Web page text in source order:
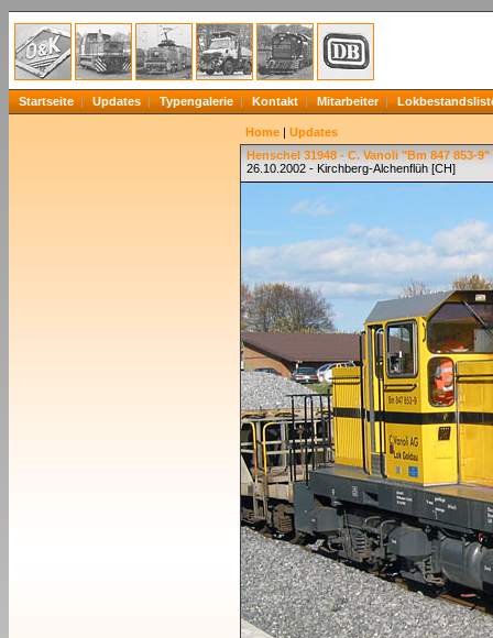
Startseite Updates Typengalerie Kontakt Mitarbeiter
Home | Updates
Henschel 31948 - C. Vanoli "Bm 847 853-9"
26.10.2002 - Kirchberg-Alchenflüh [CH]